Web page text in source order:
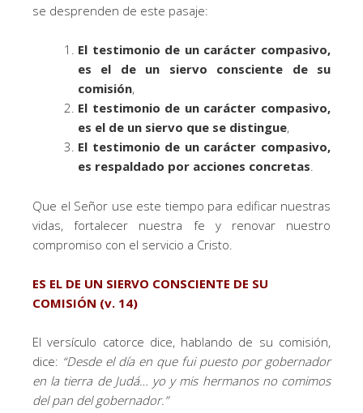
se desprenden de este pasaje:
El testimonio de un carácter compasivo,
es el de un siervo consciente de su
comisión,
El testimonio de un carácter compasivo,
es el de un siervo que se distingue,
El testimonio de un carácter compasivo,
es respaldado por acciones concretas
Que el Señor use este tiempo para edificar nuestras
vidas, fortalecer nuestra fe y renovar nuestro
compromiso con el servicio a Cristo.
ES EL DE UN SIERVO CONSCIENTE DE SU
COMISIÓN (v. 14)
El versículo catorce dice, hablando de su comisión,
dice: “Desde el día en que fui puesto por gobernador
en la tierra de Judá… yo y mis hermanos no comimos
del pan del gobernador.”